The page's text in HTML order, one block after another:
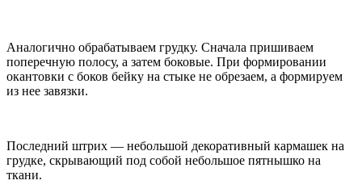
Аналогично обрабатываем грудку. Сначала пришиваем
поперечную полосу, а затем боковые. При формировании
окантовки с боков бейку на стыке не обрезаем, а формируем
из нее завязки.
Последний штрих — небольшой декоративный кармашек на
грудке, скрывающий под собой небольшое пятнышко на
ткани.